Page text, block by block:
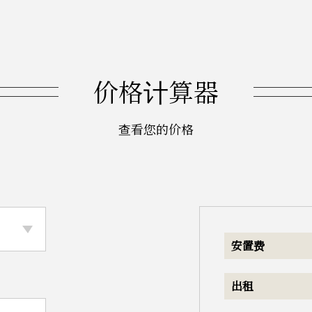
价格计算器
查看您的价格
安置费
出租